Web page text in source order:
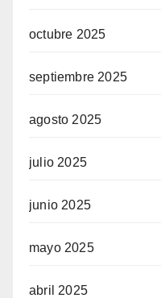
octubre 2025
septiembre 2025
agosto 2025
julio 2025
junio 2025
mayo 2025
abril 2025